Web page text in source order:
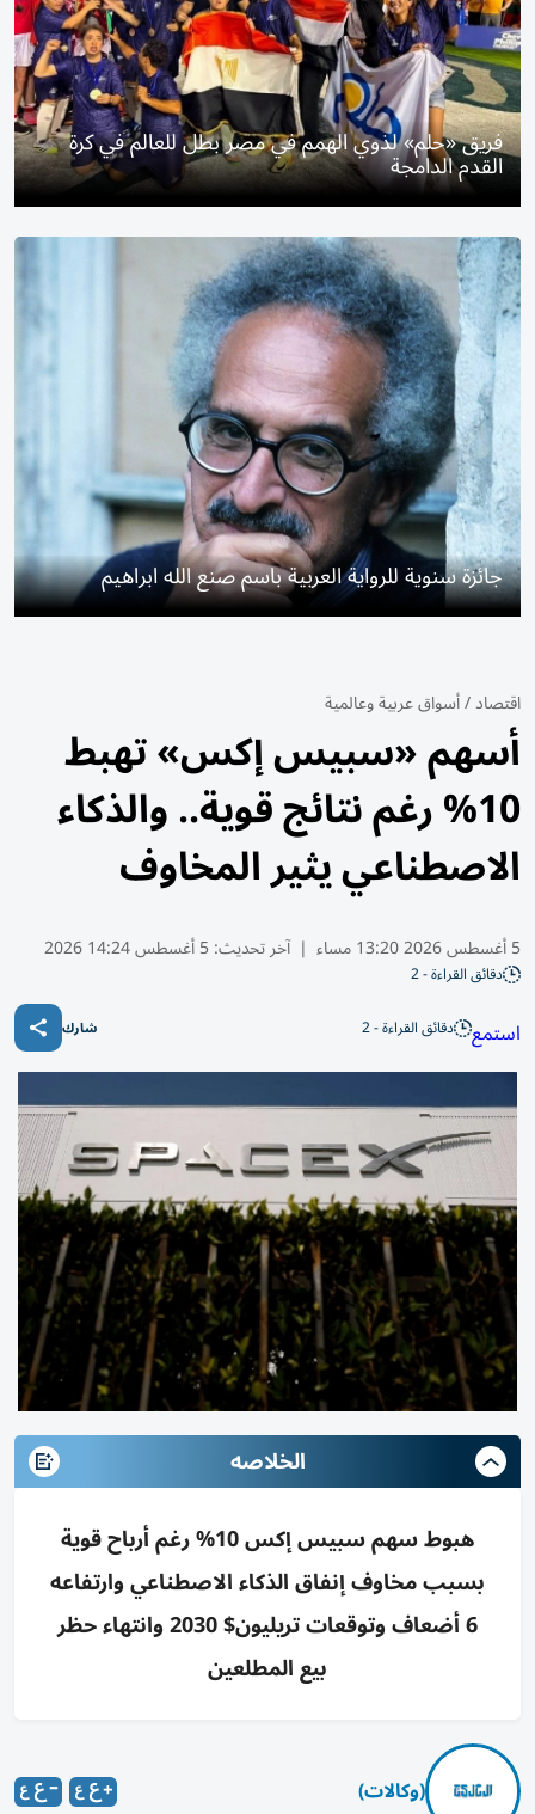
فريق «حلم» لذوي الهمم في مصر بطل للعالم في كرة
القدم الدامجة
جائزة سنوية للرواية العربية باسم صنع الله ابراهيم
اقتصاد/أسواق عربية وعالمية
أسهم «سبيس إكس» تهبط
10% رغم نتائج قوية.. والذكاء
الاصطناعي يثير المخاوف
5 أغسطس 2026 13:20 مساء | آخر تحديث:5 أغسطس 14:24 2026
دقائق القراءة - 2
استمع دقائق القراءة - 2 شارك
الخلاصه
هبوط سهم سبيس إكس 10% رغم أرباح قوية
بسبب مخاوف إنفاق الذكاء الاصطناعي وارتفاعه
6 أضعاف وتوقعات تريليون$ 2030 وانتهاء حظر
بيع المطلعين
(وكالات)